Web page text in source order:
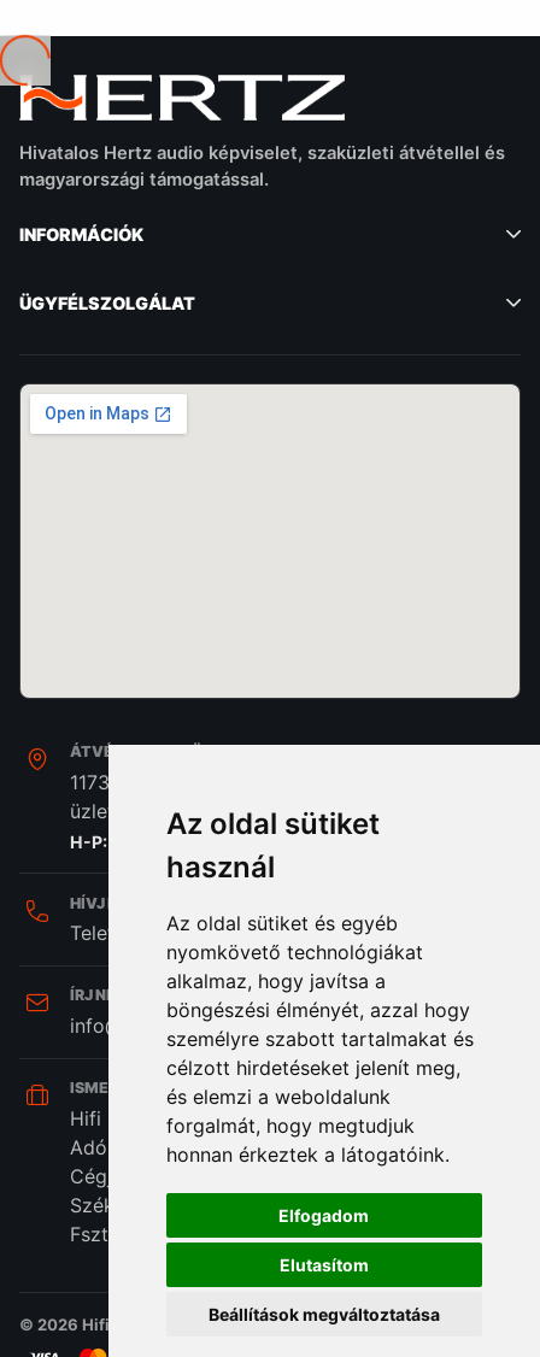
Az oldal sütiket
használ
Az oldal sütiket és egyéb
nyomkövető technológiákat
alkalmaz, hogy javítsa a
böngészési élményét, azzal hogy
személyre szabott tartalmakat és
célzott hirdetéseket jelenít meg,
és elemzi a weboldalunk
forgalmát, hogy megtudjuk
honnan érkeztek a látogatóink.
Elfogadom
Elutasítom
Beállítások megváltoztatása
Betöltés...
Hivatalos Hertz audio képviselet, szaküzleti átvétellel és
magyarországi támogatással.
INFORMÁCIÓK
ÜGYFÉLSZOLGÁLAT
ÁTVÉTEL, SZAKÜZLET:
1173. Budapest, Pesti Út 237. Home Center A/39
üzlet
H-P: 8:00 - 16:30
HÍVJ MINKET:
Telefon: +36 (20) 989-7969
ÍRJ NEKÜNK:
info@hifi-station.hu
ISMERD MEG CÉGÜNKET:
Hifi Station Kft.
Adószám: 13828222-2-42
Cégjegyzékszám: 01-09-875386
Székhely: 1173. Budapest, Csomafalva utca 2.
Fszt. 38/A
© 2026 Hifi Station Kft - Minden jog fenntartva.